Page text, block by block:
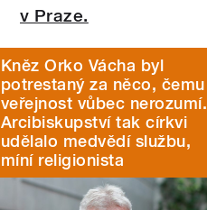
v Praze.
Kněz Orko Vácha byl
potrestaný za něco, čemu
veřejnost vůbec nerozumí.
Arcibiskupství tak církvi
udělalo medvědí službu,
míní religionista